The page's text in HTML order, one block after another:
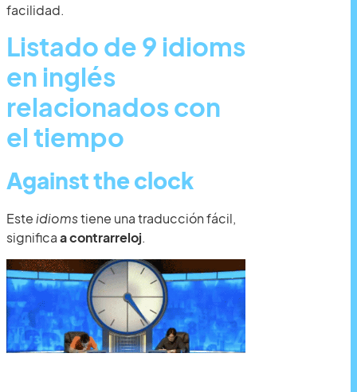
facilidad.
Listado de 9 idioms
en inglés
relacionados con
el tiempo
Against the clock
Esteidiomstiene una traducción fácil,
significaa contrarreloj.